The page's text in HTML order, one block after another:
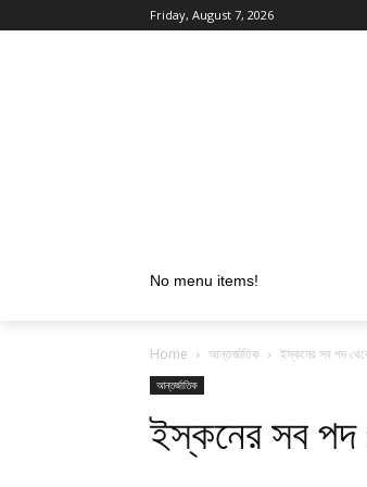
Friday, August 7, 2026
No menu items!
Home আন্তর্জাতিক ইস্কনের সব পদ
আন্তর্জাতিক
ইস্কনের সব পদ